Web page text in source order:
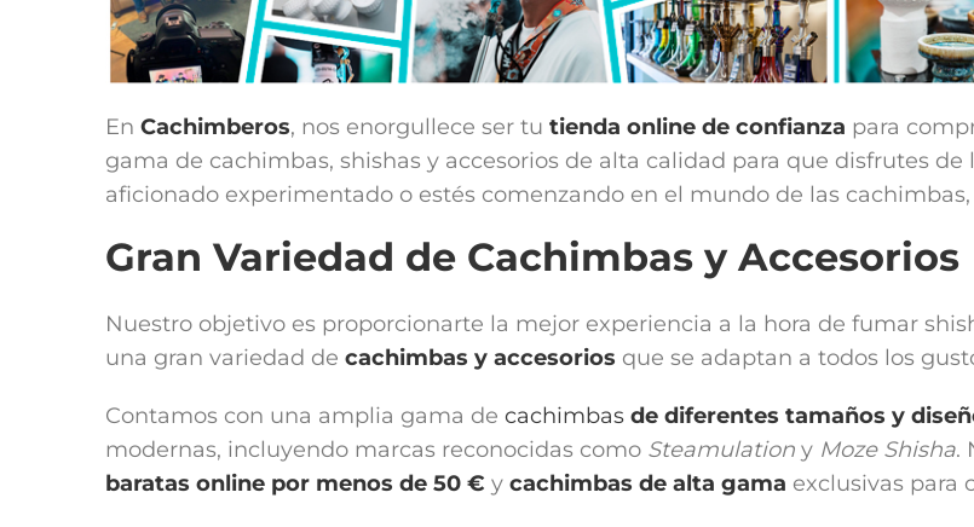
En Cachimberos, nos enorgullece ser tu tienda online de confianza para
gama de cachimbas, shishas y accesorios de alta calidad para que disfrutes
aficionado experimentado o estés comenzando en el mundo de las
Gran Variedad de Cachimbas y Accesorios
Nuestro objetivo es proporcionarte la mejor experiencia a la hora de fumar
una gran variedad de cachimbas y accesorios que se adaptan a todos los
Contamos con una amplia gama de cachimbas de diferentes tamaños y
modernas, incluyendo marcas reconocidas como Steamulation y Moze Shisha.
baratas online por menos de 50 € y cachimbas de alta gama exclusivas para